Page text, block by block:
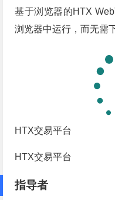
基于浏览器的HTX
浏览器中运行，而无需
HTX交易平台
HTX交易平台
指导者